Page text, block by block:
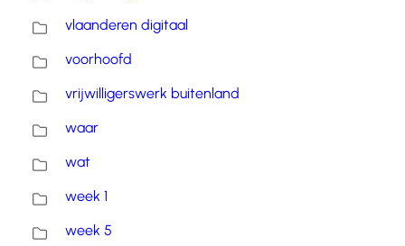
vlaanderen digitaal
voorhoofd
vrijwilligerswerk buitenland
waar
wat
week 1
week 5